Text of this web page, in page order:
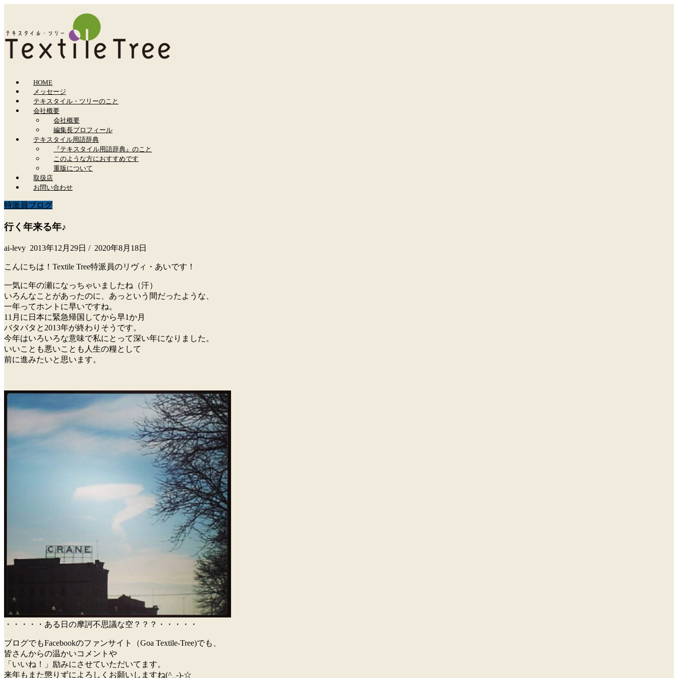
HOME
メッセージ
テキスタイル・ツリーのこと
会社概要
会社概要
編集長プロフィール
テキスタイル用語辞典
『テキスタイル用語辞典』のこと
このような方におすすめです
重版について
取扱店
お問い合わせ
特派員ブログ
行く年来る年♪
ai-levy 2013年12月29日 / 2020年8月18日
こんにちは！Textile Tree特派員のリヴィ・あいです！
一気に年の瀬になっちゃいましたね（汗）
いろんなことがあったのに、あっという間だったような、
一年ってホントに早いですね。
11月に日本に緊急帰国してから早1か月
バタバタと2013年が終わりそうです。
今年はいろいろな意味で私にとって深い年になりました。
いいことも悪いことも人生の糧として
前に進みたいと思います。
・・・・・ある日の摩訶不思議な空？？？・・・・・
ブログでもFacebookのファンサイト（Goa Textile-Tree)でも、
皆さんからの温かいコメントや
「いいね！」励みにさせていただいてます。
来年もまた懲りずによろしくお願いしますね(^_-)-☆